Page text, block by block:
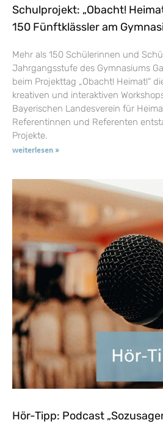
Schulprojekt: „Obacht!
150 Fünftklässler am
Mehr als 150 Schülerinnen und
Jahrgangsstufe des Gymnasiums
beim Projekttag „Obacht! Heimat!“
kreativen und interaktiven
Bayerischen Landesverein für
Referentinnen und Referenten
Projekte.
weiterlesen »
Hör-Tipp: Podcast